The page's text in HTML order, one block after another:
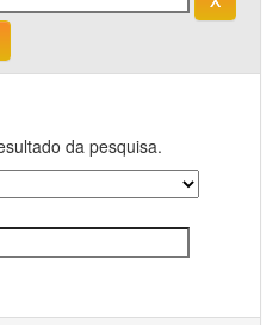
da pesquisa.